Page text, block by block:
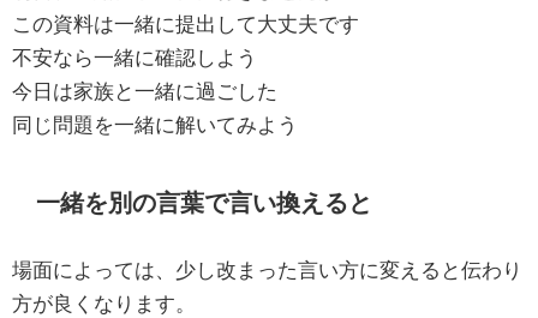
この資料は一緒に提出して大丈夫です
不安なら一緒に確認しよう
今日は家族と一緒に過ごした
同じ問題を一緒に解いてみよう
一緒を別の言葉で言い換えると
場面によっては、少し改まった言い方に変えると伝わり
方が良くなります。